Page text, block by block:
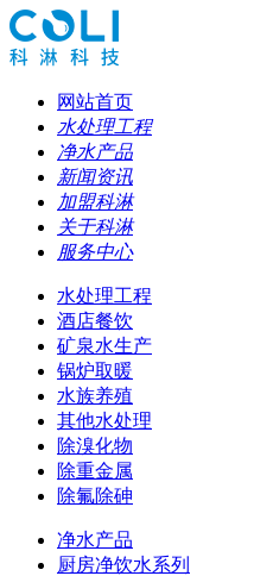
网站首页
水处理工程
净水产品
新闻资讯
加盟科淋
关于科淋
服务中心
水处理工程
酒店餐饮
矿泉水生产
锅炉取暖
水族养殖
其他水处理
除溴化物
除重金属
除氟除砷
净水产品
厨房净饮水系列